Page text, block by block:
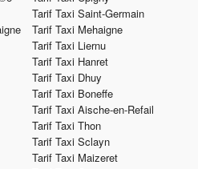
Tarif Taxi Saint-Germain
Tarif Taxi Mehaigne
Tarif Taxi Liernu
Tarif Taxi Hanret
Tarif Taxi Dhuy
Tarif Taxi Boneffe
Tarif Taxi Aische-en-Refail
Tarif Taxi Thon
Tarif Taxi Sclayn
Tarif Taxi Maizeret